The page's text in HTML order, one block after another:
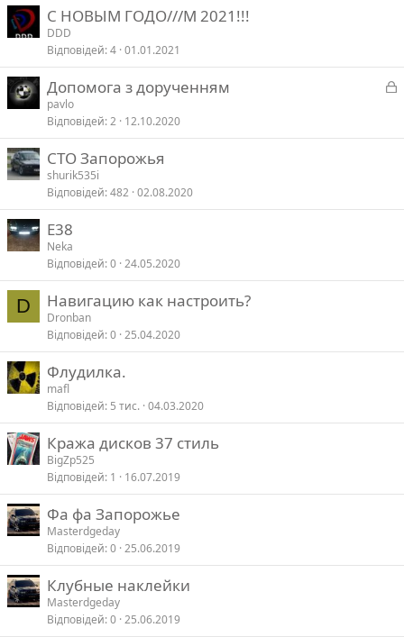
С НОВЫМ ГОДО///М 2021!!!
DDD
Відповідей 4 01.01.2021
З
р
Допомога з дорученням
pavlo
Відповідей 2 12.10.2020
СТО Запорожья
shurik535i
Відповідей 482 02.08.2020
Е38
Neka
Відповідей 0 24.05.2020
D Навигацию как настроить?
Dronban
Відповідей 0 25.04.2020
Флудилка.
mafl
Відповідей 5 тис. 04.03.2020
Кража дисков 37 стиль
BigZp525
Відповідей 1 16.07.2019
Фа фа Запорожье
Masterdgeday
Відповідей 0 25.06.2019
Клубные наклейки
Masterdgeday
Відповідей 0 25.06.2019